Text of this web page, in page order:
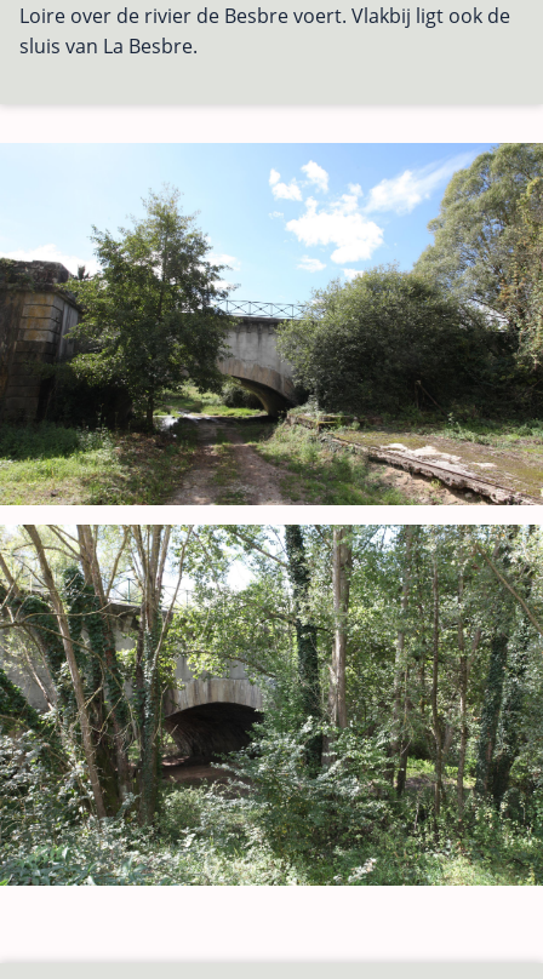
Loire over de rivier de Besbre voert. Vlakbij ligt ook de
sluis van La Besbre.